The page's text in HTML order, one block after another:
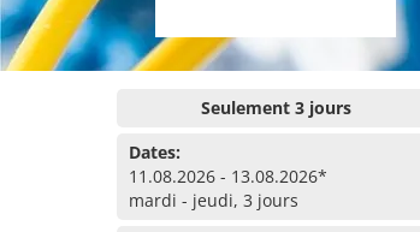
Seulement 3 jours
Dates:
11.08.2026 - 13.08.2026*
mardi - jeudi, 3 jours